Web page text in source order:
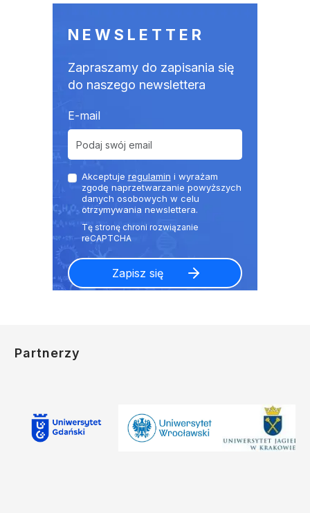
NEWSLETTER
Zapraszamy do zapisania się
do naszego newslettera
E-mail
Akceptuje regulamin i wyrażam
zgodę naprzetwarzanie powyższych
danych osobowych w celu
otrzymywania newslettera.
Partnerzy